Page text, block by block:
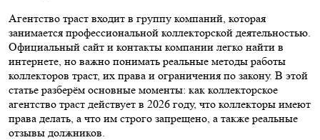
Агентство траст входит в группу компаний, которая
занимается профессиональной коллекторской деятельностью.
Официальный сайт и контакты компании легко найти в
интернете, но важно понимать реальные методы работы
коллекторов траст, их права и ограничения по закону. В этой
статье разберём основные моменты: как коллекторское
агентство траст действует в 2026 году, что коллекторы имеют
права делать, а что им строго запрещено, а также реальные
отзывы должников.